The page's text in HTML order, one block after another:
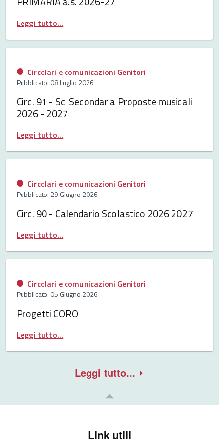
Leggi tutto...
Circolari e comunicazioni Genitori
Pubblicato: 08 Luglio 2026
Circ. 91 - Sc. Secondaria Proposte musicali
2026 - 2027
Leggi tutto...
Circolari e comunicazioni Genitori
Pubblicato: 29 Giugno 2026
Circ. 90 - Calendario Scolastico 2026 2027
Leggi tutto...
Circolari e comunicazioni Genitori
Pubblicato: 05 Giugno 2026
Progetti CORO
Leggi tutto...
Leggi tutto...
Link utili